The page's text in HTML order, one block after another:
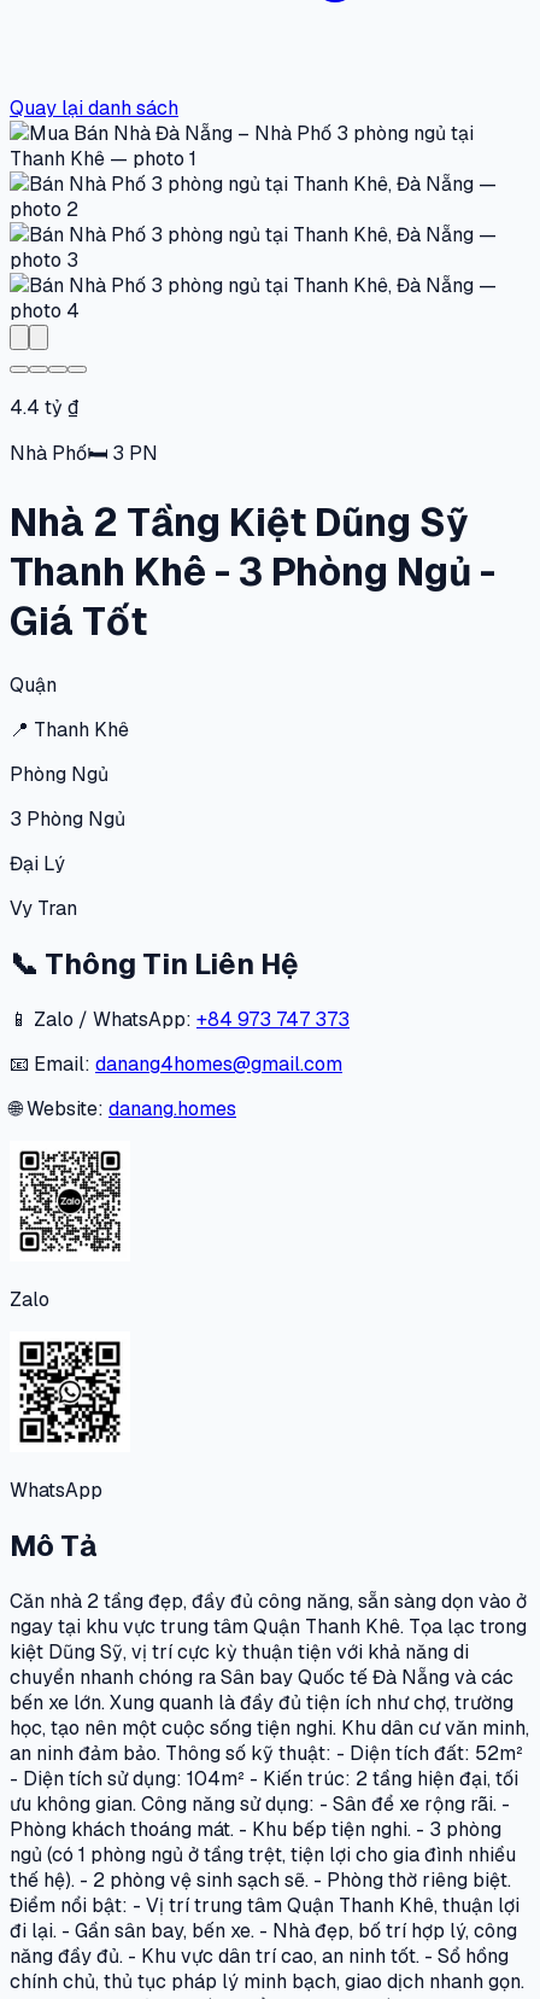
Quay lại danh sách
4.4 tỷ ₫
Nhà Phố🛏 3 PN
Nhà 2 Tầng Kiệt Dũng Sỹ
Thanh Khê - 3 Phòng Ngủ -
Giá Tốt
Quận
📍 Thanh Khê
Phòng Ngủ
3 Phòng Ngủ
Đại Lý
Vy Tran
📞 Thông Tin Liên Hệ
📱 Zalo / WhatsApp: +84 973 747 373
📧 Email: danang4homes@gmail.com
🌐 Website: danang.homes
Zalo
WhatsApp
Mô Tả
Căn nhà 2 tầng đẹp, đầy đủ công năng, sẵn sàng dọn vào ở
ngay tại khu vực trung tâm Quận Thanh Khê. Tọa lạc trong
kiệt Dũng Sỹ, vị trí cực kỳ thuận tiện với khả năng di
chuyển nhanh chóng ra Sân bay Quốc tế Đà Nẵng và các
bến xe lớn. Xung quanh là đầy đủ tiện ích như chợ, trường
học, tạo nên một cuộc sống tiện nghi. Khu dân cư văn minh,
an ninh đảm bảo. Thông số kỹ thuật: - Diện tích đất: 52m²
- Diện tích sử dụng: 104m² - Kiến trúc: 2 tầng hiện đại, tối
ưu không gian. Công năng sử dụng: - Sân để xe rộng rãi. -
Phòng khách thoáng mát. - Khu bếp tiện nghi. - 3 phòng
ngủ (có 1 phòng ngủ ở tầng trệt, tiện lợi cho gia đình nhiều
thế hệ). - 2 phòng vệ sinh sạch sẽ. - Phòng thờ riêng biệt.
Điểm nổi bật: - Vị trí trung tâm Quận Thanh Khê, thuận lợi
đi lại. - Gần sân bay, bến xe. - Nhà đẹp, bố trí hợp lý, công
năng đầy đủ. - Khu vực dân trí cao, an ninh tốt. - Sổ hồng
chính chủ, thủ tục pháp lý minh bạch, giao dịch nhanh gọn.